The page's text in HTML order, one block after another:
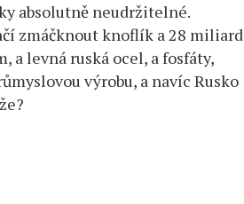
absolutně neudržitelné.
zmáčknout knoflík a 28 miliard
a levná ruská ocel, a fosfáty,
výrobu, a navíc Rusko